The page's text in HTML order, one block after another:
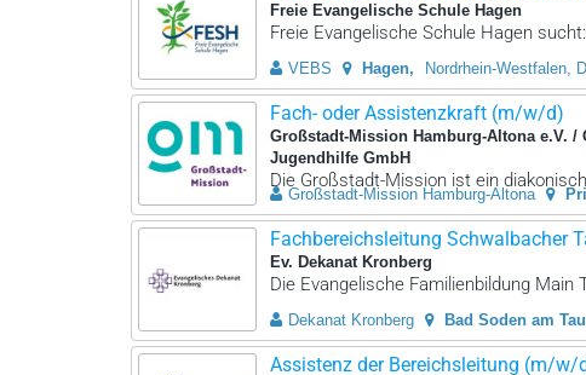
Freie Evangelische Schule Hagen
Freie Evangelische Schule Hagen
VEBS Hagen Nordrhein-Westfalen,
Fach- oder Assistenzkraft (m/w/d)
Großstadt-Mission Hamburg-Altona e.V. /
Jugendhilfe GmbH
Die Großstadt-Mission ist ein
Großstadt-Mission Hamburg-Altona
Fachbereichsleitung Schwalbacher
Ev. Dekanat Kronberg
Die Evangelische Familienbildung Main
Dekanat Kronberg Bad Soden am
Assistenz der Bereichsleitung (m/w/